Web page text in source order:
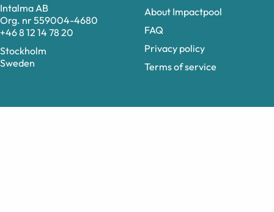
Intalma AB
Org. nr 559004-4680
+46 8 12 14 78 20
Stockholm
Sweden
About Impactpool
FAQ
Privacy policy
Terms of service